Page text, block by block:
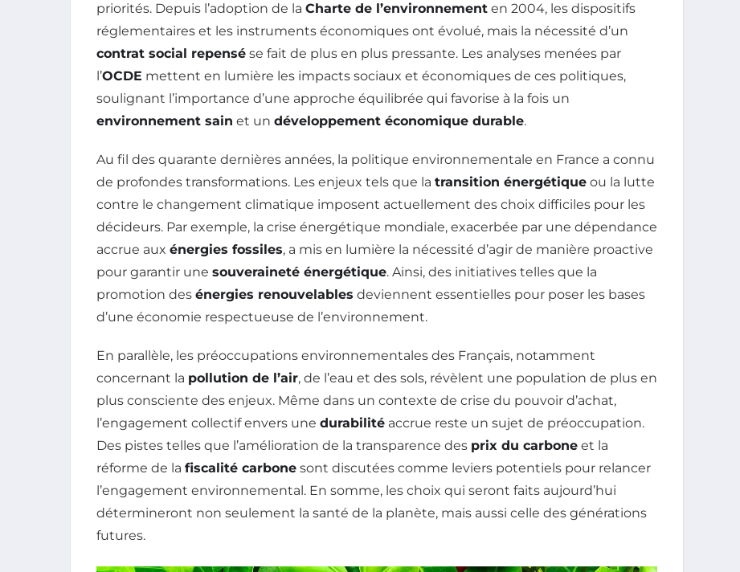
priorités. Depuis l’adoption de la Charte de l’environnement en 2004, les dispositifs
réglementaires et les instruments économiques ont évolué, mais la nécessité d’un
contrat social repensé se fait de plus en plus pressante. Les analyses menées par
l’OCDE mettent en lumière les impacts sociaux et économiques de ces politiques,
soulignant l’importance d’une approche équilibrée qui favorise à la fois un
environnement sain et un développement économique durable.
Au fil des quarante dernières années, la politique environnementale en France a connu
de profondes transformations. Les enjeux tels que la transition énergétique ou la lutte
contre le changement climatique imposent actuellement des choix difficiles pour les
décideurs. Par exemple, la crise énergétique mondiale, exacerbée par une dépendance
accrue aux énergies fossiles, a mis en lumière la nécessité d’agir de manière proactive
pour garantir une souveraineté énergétique. Ainsi, des initiatives telles que la
promotion des énergies renouvelables deviennent essentielles pour poser les bases
d’une économie respectueuse de l’environnement.
En parallèle, les préoccupations environnementales des Français, notamment
concernant la pollution de l’air, de l’eau et des sols, révèlent une population de plus en
plus consciente des enjeux. Même dans un contexte de crise du pouvoir d’achat,
l’engagement collectif envers une durabilité accrue reste un sujet de préoccupation.
Des pistes telles que l’amélioration de la transparence des prix du carbone et la
réforme de la fiscalité carbone sont discutées comme leviers potentiels pour relancer
l’engagement environnemental. En somme, les choix qui seront faits aujourd’hui
détermineront non seulement la santé de la planète, mais aussi celle des générations
futures.